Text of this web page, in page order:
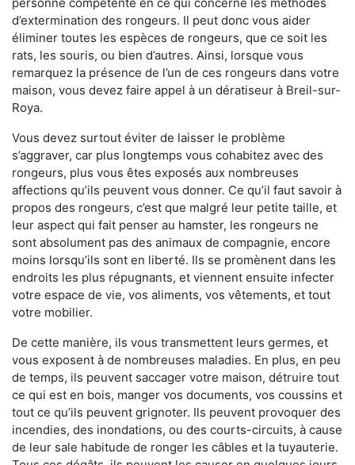
d’extermination des rongeurs. Il peut donc vous aider
éliminer toutes les espèces de rongeurs, que ce soit les
rats, les souris, ou bien d’autres. Ainsi, lorsque vous
remarquez la présence de l’un de ces rongeurs dans votre
maison, vous devez faire appel à un dératiseur à Breil-sur-
Roya.
Vous devez surtout éviter de laisser le problème
s’aggraver, car plus longtemps vous cohabitez avec des
rongeurs, plus vous êtes exposés aux nombreuses
affections qu’ils peuvent vous donner. Ce qu’il faut savoir à
propos des rongeurs, c’est que malgré leur petite taille, et
leur aspect qui fait penser au hamster, les rongeurs ne
sont absolument pas des animaux de compagnie, encore
moins lorsqu’ils sont en liberté. Ils se promènent dans les
endroits les plus répugnants, et viennent ensuite infecter
votre espace de vie, vos aliments, vos vêtements, et tout
votre mobilier.
De cette manière, ils vous transmettent leurs germes, et
vous exposent à de nombreuses maladies. En plus, en peu
de temps, ils peuvent saccager votre maison, détruire tout
ce qui est en bois, manger vos documents, vos coussins et
tout ce qu’ils peuvent grignoter. Ils peuvent provoquer des
incendies, des inondations, ou des courts-circuits, à cause
de leur sale habitude de ronger les câbles et la tuyauterie.